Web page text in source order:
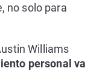
no solo para
Williams
personal va